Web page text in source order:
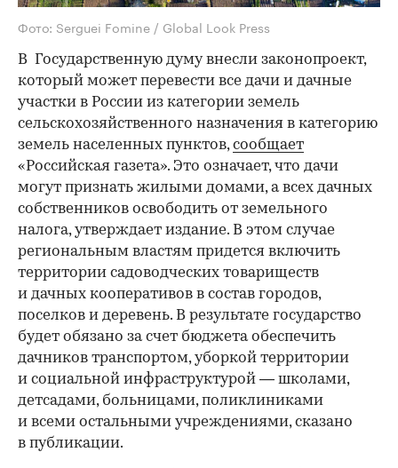
Фото: Serguei Fomine / Global Look Press
В Государственную думу внесли законопроект,
который может перевести все дачи и дачные
участки в России из категории земель
сельскохозяйственного назначения в категорию
земель населенных пунктов,сообщает
«Российская газета». Это означает, что дачи
могут признать жилыми домами, а всех дачных
собственников освободить от земельного
налога, утверждает издание. В этом случае
региональным властям придется включить
территории садоводческих товариществ
и дачных кооперативов в состав городов,
поселков и деревень. В результате государство
будет обязано за счет бюджета обеспечить
дачников транспортом, уборкой территории
и социальной инфраструктурой — школами,
детсадами, больницами, поликлиниками
и всеми остальными учреждениями, сказано
в публикации.